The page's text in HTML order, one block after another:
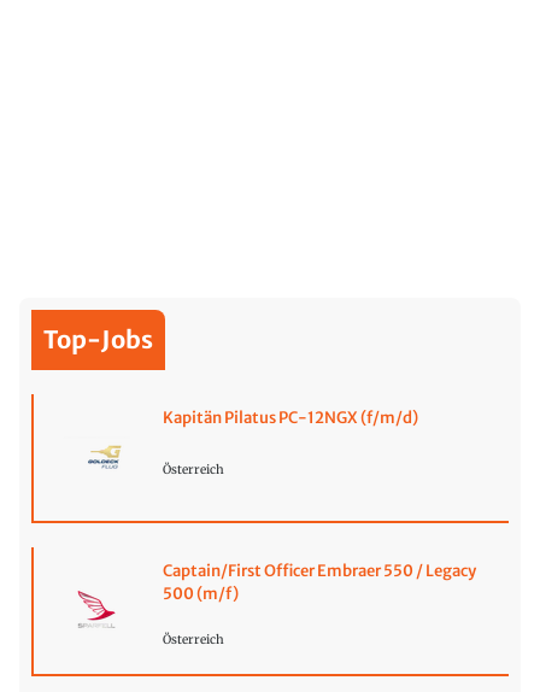
Top-Jobs
Kapitän Pilatus PC-12NGX (f/m/d)
Österreich
Captain/First Officer Embraer 550 / Legacy
500 (m/f)
Österreich